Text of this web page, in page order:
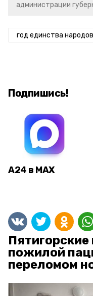
администрации
год единства народов
Подпишись!
А24 в MAX
пожилой
переломом